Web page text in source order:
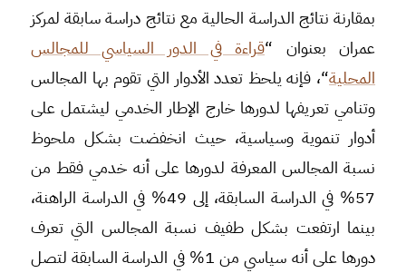
بمقارنة نتائج الدراسة الحالية مع نتائج دراسة سابقة لمركز
عمران بعنوان “قراءة في الدور السياسي للمجالس
المحلية“، فإنه يلحظ تعدد الأدوار التي تقوم بها المجالس
وتنامي تعريفها لدورها خارج الإطار الخدمي ليشتمل على
أدوار تنموية وسياسية، حيث انخفضت بشكل ملحوظ
نسبة المجالس المعرفة لدورها على أنه خدمي فقط من
57% في الدراسة السابقة، إلى 49% في الدراسة الراهنة،
بينما ارتفعت بشكل طفيف نسبة المجالس التي تعرف
دورها على أنه سياسي من 1% في الدراسة السابقة لتصل